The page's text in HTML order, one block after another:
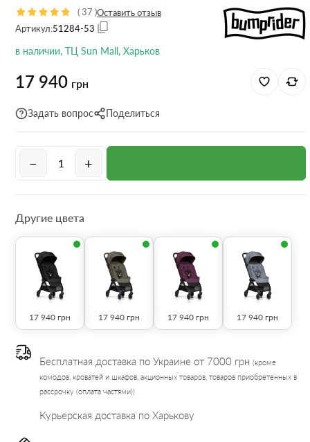
(37 )Оставить отзыв
Артикул:51284-53
в наличии, ТЦ Sun Mall, Харьков
17 940 грн
Задать вопрос Поделиться
− +
Другие цвета
17 940 грн 17 940 грн 17 940 грн 17 940 грн
Бесплатная доставка по Украине от 7000 грн (кроме
комодов, кроватей и шкафов, акционных товаров, товаров приобретенных в
рассрочку (оплата частями))
Курьерская доставка по Харькову